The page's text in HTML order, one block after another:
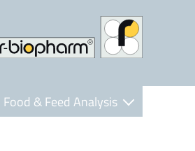
Food & Feed Analysis